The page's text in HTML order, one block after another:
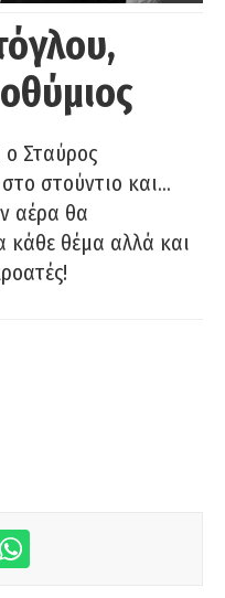
Σταύρος
στούντιο και…
αέρα θα
κάθε θέμα αλλά και